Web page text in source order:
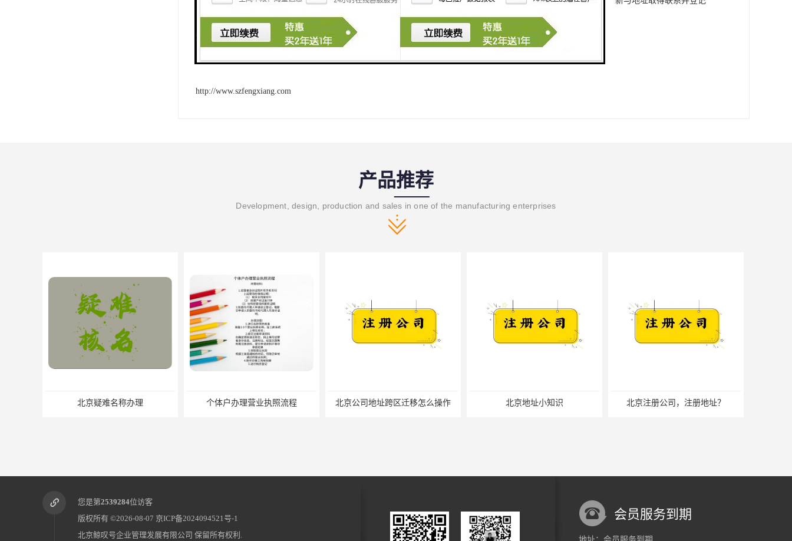
等‌。
http://www.szfengxiang.com
产品推荐
Development, design, production and sales in one of the manufacturing enterprises
个体户办理营业执照流程 北京公司地址跨区迁移怎么操作 北京地址小知识 北京注册公司，注册地址？ 北京公司注册长期出租注意事项
您是第2539284位访客
版权所有 ©2026-08-07 京ICP备2024094521号-1
北京鲸叹号企业管理发展有限公司 保留所有权利.
会员服务到期